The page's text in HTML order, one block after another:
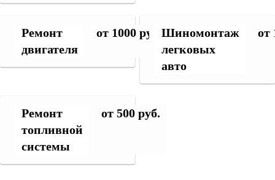
Ремонт
двигателя
от 1000 руб. Шиномонтаж
легковых
авто
от
Ремонт
топливной
системы
от 500 руб.